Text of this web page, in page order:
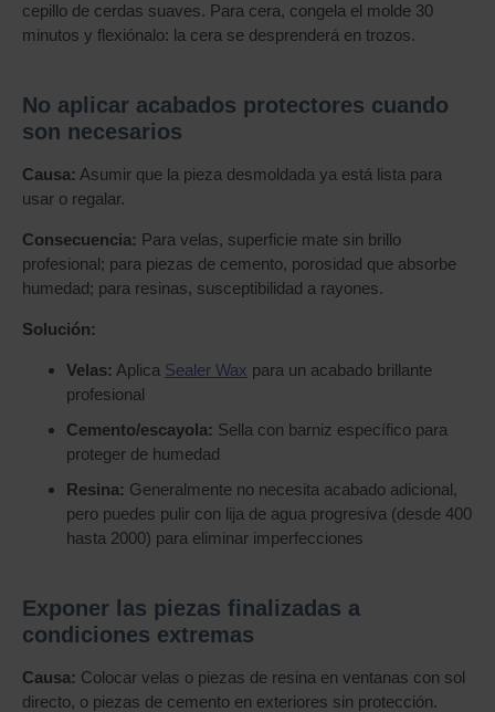
cepillo de cerdas suaves. Para cera, congela el molde 30
minutos y flexiónalo: la cera se desprenderá en trozos.
No aplicar acabados protectores cuando
son necesarios
Causa: Asumir que la pieza desmoldada ya está lista para
usar o regalar.
Consecuencia: Para velas, superficie mate sin brillo
profesional; para piezas de cemento, porosidad que absorbe
humedad; para resinas, susceptibilidad a rayones.
Solución:
Velas: Aplica Sealer Wax para un acabado brillante
profesional
Cemento/escayola: Sella con barniz específico para
proteger de humedad
Resina: Generalmente no necesita acabado adicional,
pero puedes pulir con lija de agua progresiva (desde 400
hasta 2000) para eliminar imperfecciones
Exponer las piezas finalizadas a
condiciones extremas
Causa: Colocar velas o piezas de resina en ventanas con sol
directo, o piezas de cemento en exteriores sin protección.